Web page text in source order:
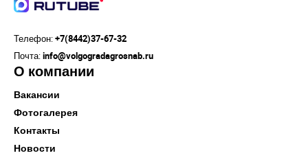
Телефон:+7(8442)37-67-32
Почта:info@volgogradagrosnab.ru
О компании
Вакансии
Фотогалерея
Контакты
Новости